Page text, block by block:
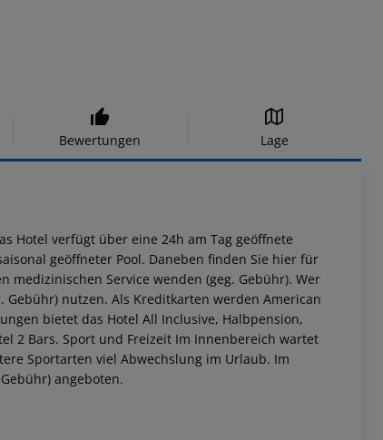
Bewertungen Lage
Hotel verfügt über eine 24h am Tag geöffnete
geöffneter Pool. Daneben finden Sie hier für
medizinischen Service wenden (geg. Gebühr). Wer
nutzen. Als Kreditkarten werden American
bietet das Hotel All Inclusive, Halbpension,
2 Bars. Sport und Freizeit Im Innenbereich wartet
Sportarten viel Abwechslung im Urlaub. Im
angeboten.